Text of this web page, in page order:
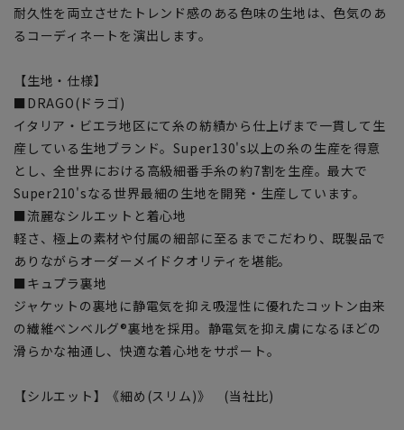
耐久性を両立させたトレンド感のある色味の生地は、色気のあ
るコーディネートを演出します。
【生地・仕様】
■DRAGO(ドラゴ)
イタリア・ビエラ地区にて糸の紡績から仕上げまで一貫して生
産している生地ブランド。Super130's以上の糸の生産を得意
とし、全世界における高級細番手糸の約7割を生産。最大で
Super210'sなる世界最細の生地を開発・生産しています。
■流麗なシルエットと着心地
軽さ、極上の素材や付属の細部に至るまでこだわり、既製品で
ありながらオーダーメイドクオリティを堪能。
■キュプラ裏地
ジャケットの裏地に静電気を抑え吸湿性に優れたコットン由来
の繊維ベンベルグ®裏地を採用。静電気を抑え虜になるほどの
滑らかな袖通し、快適な着心地をサポート。
【シルエット】《細め(スリム)》 (当社比)